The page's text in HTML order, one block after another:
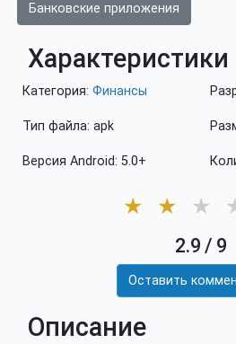
Банковские приложения
Характеристики
Категория: Финансы
Тип файла: apk
Версия Android: 5.0+
★ ★ ★
2.9 / 9
Оставить
Описание